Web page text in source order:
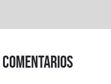
Comentarios